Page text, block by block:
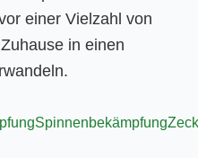
einer Vielzahl von
in einen
Spinnenbekämpfung